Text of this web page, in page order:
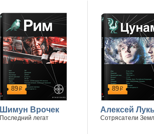
89р
Шимун Врочек
Последний легат
89р
Алексей
Сотрясатели